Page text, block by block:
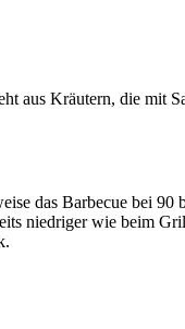
aus Kräutern, die mit
das Barbecue bei
niedriger wie beim